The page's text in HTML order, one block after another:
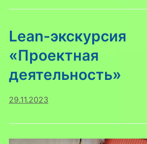
Lean-экскурсия
«Проектная
деятельность»
29.11.2023